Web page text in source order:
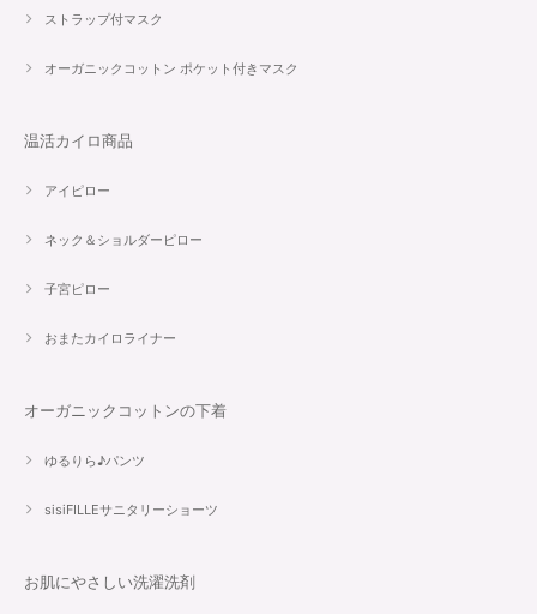
ストラップ付マスク
オーガニックコットン ポケット付きマスク
温活カイロ商品
アイピロー
ネック＆ショルダーピロー
子宮ピロー
おまたカイロライナー
オーガニックコットンの下着
ゆるりら♪パンツ
sisiFILLEサニタリーショーツ
お肌にやさしい洗濯洗剤